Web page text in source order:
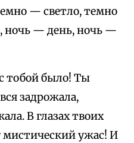
— светло, темно
ночь — день, ночь —
тобой было! Ты
задрожала,
В глазах твоих
мистический ужас! И